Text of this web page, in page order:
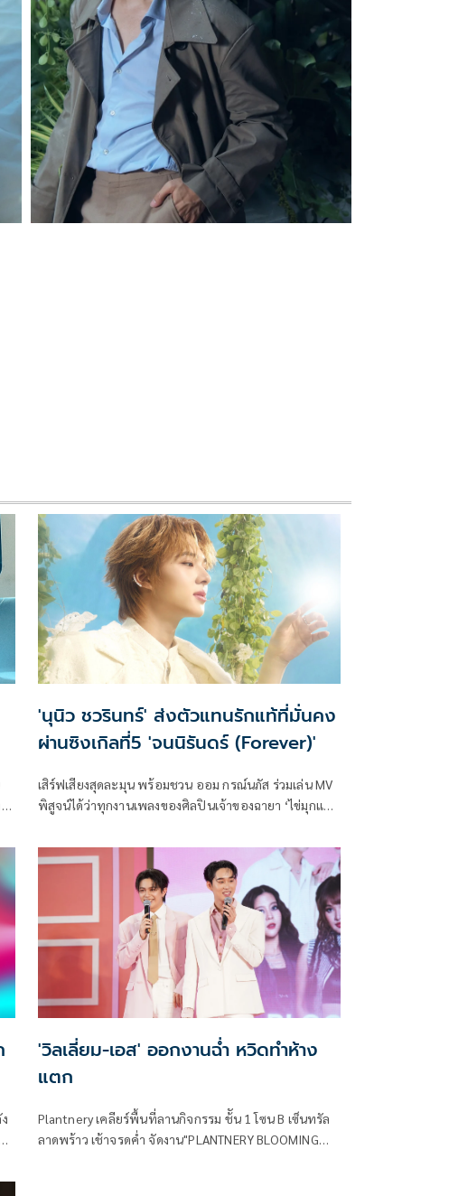
ง
”
'นุนิว ชวรินทร์' ส่งตัวแทนรักแท้ที่มั่นคง
ผ่านซิงเกิลที่5 'จนนิรันดร์ (Forever)'
เสิร์ฟเสียงสุดละมุน พร้อมชวน ออม กรณ์นภัส ร่วมเล่น MV
พิสูจน์ได้ว่าทุกงานเพลงของศิลปินเจ้าของฉายา ‘ไข่มุกแห่ง
MUSIC (ดีเอ็มดี มิวสิก) เต็มไปด้วยความสามารถที่พัฒนา
ตัวเองอยู่เสมอ สมกับฉายาที่เปล่งประกายออกมาจากตัว
'วิลเลี่ยม-เอส' ออกงานฉ่ำ หวิดทำห้าง
แตก
Plantnery เคลียร์พื้นที่ลานกิจกรรม ช้ัน 1 โซน B เซ็นทรัล
ลาดพร้าว เช้าจรดค่ำ จัดงาน"PLANTNERY BLOOMING